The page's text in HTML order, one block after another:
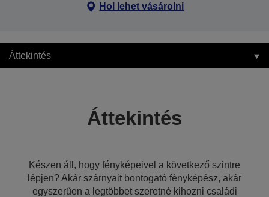
Hol lehet vásárolni
Áttekintés
Áttekintés
Készen áll, hogy fényképeivel a következő szintre
lépjen? Akár szárnyait bontogató fényképész, akár
egyszerűen a legtöbbet szeretné kihozni családi